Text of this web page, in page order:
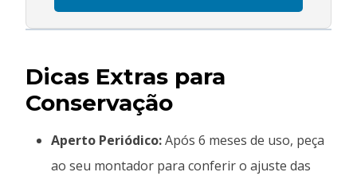
Dicas Extras para
Conservação
Aperto Periódico:Após 6 meses de uso, peça
ao seu montador para conferir o ajuste das